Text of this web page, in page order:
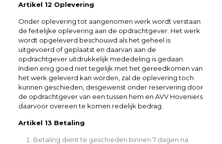
Artikel 12 Oplevering
Onder oplevering tot aangenomen werk wordt verstaan
de feitelijke oplevering aan de opdrachtgever. Het werk
wordt opgeleverd beschouwd als het geheel is
uitgevoerd of geplaatst en daarvan aan de
opdrachtgever uitdrukkelijk mededeling is gedaan.
Indien enig goed niet tegelijk met het gereedkomen van
het werk geleverd kan worden, zal de oplevering toch
kunnen geschieden, desgewenst onder reservering door
de opdrachtgever van een tussen hem en AVV Hoveniers
daarvoor overeen te komen redelijk bedrag.
Artikel 13 Betaling
Betaling dient te geschieden binnen 7 dagen na